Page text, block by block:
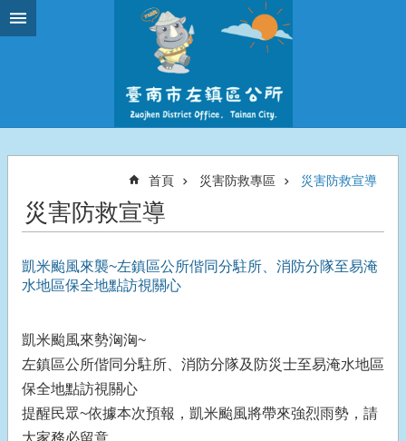
跳到主要內容區塊
首頁 災害防救專區 災害防救宣導
災害防救宣導
凱米颱風來襲~左鎮區公所偕同分駐所、消防分隊至易淹
水地區保全地點訪視關心
凱米颱風來勢洶洶~
左鎮區公所偕同分駐所、消防分隊及防災士至易淹水地區
保全地點訪視關心
提醒民眾~依據本次預報，凱米颱風將帶來強烈雨勢，請
大家務必留意